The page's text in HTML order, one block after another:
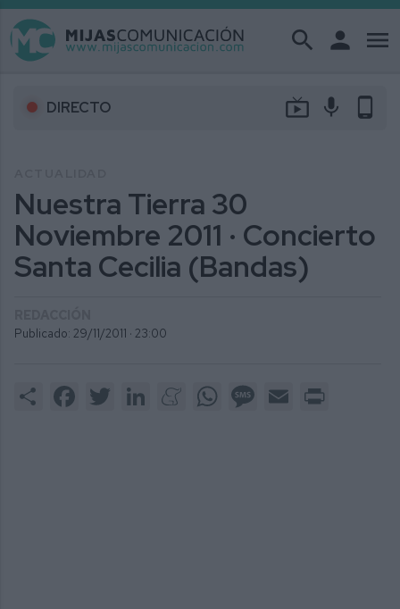
search person menu
DIRECTO live_tv mic phone_android
Nuestra Tierra 30
Noviembre 2011 · Concierto
Santa Cecilia (Bandas)
Publicado: 29/11/2011 · 23:00
Share FacebookTwitter LinkedInMeneameWhatsAppMessage
Email